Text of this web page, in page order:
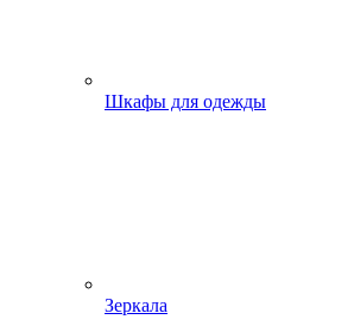
Шкафы для одежды
Зеркала